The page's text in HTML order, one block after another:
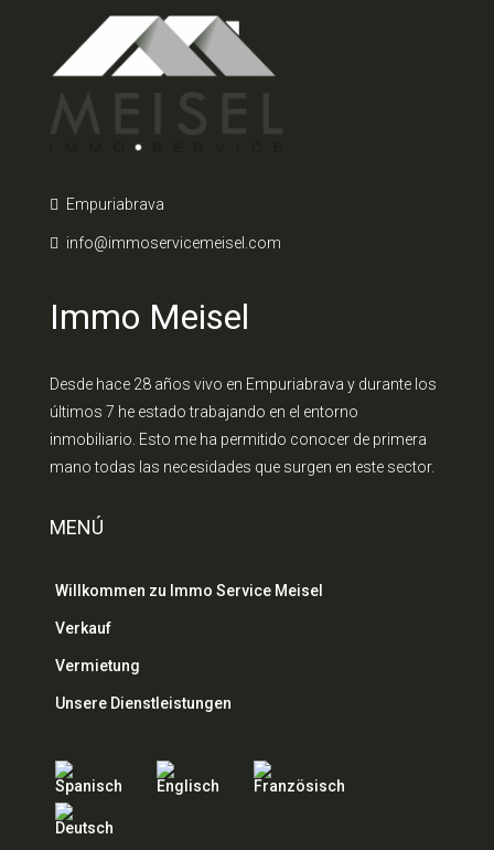
Empuriabrava
info@immoservicemeisel.com
Immo Meisel
Desde hace 28 años vivo en Empuriabrava y durante los
últimos 7 he estado trabajando en el entorno
inmobiliario. Esto me ha permitido conocer de primera
mano todas las necesidades que surgen en este sector.
MENÚ
Willkommen zu Immo Service Meisel
Verkauf
Vermietung
Unsere Dienstleistungen